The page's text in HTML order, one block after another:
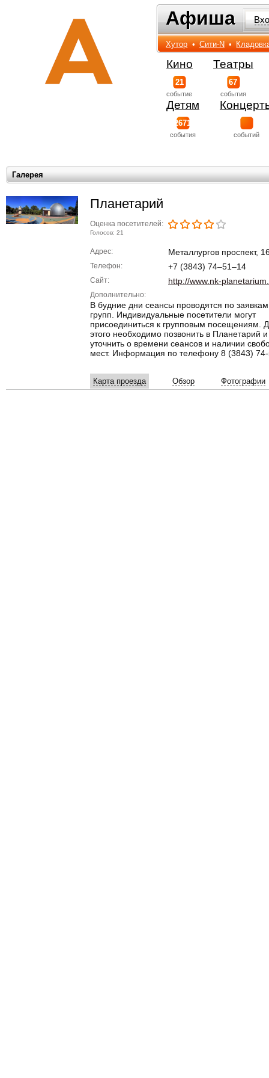
Афиша
Афиша
Хутор • Сити-N •
Кино
21
событиe
Театры
67
события
Детям
2671
события событий
Галерея
Планетарий
Оценка посетителей:
Голосов: 21
Адрес: Металлургов проспект,
Телефон: +7 (3843) 74‒51‒14
Сайт: http://www.nk-
Дополнительно:
В будние дни сеансы проводятся по заявкам
групп. Индивидуальные посетители могут
присоединиться к групповым посещениям.
этого необходимо позвонить в Планетарий и
уточнить о времени сеансов и наличии
мест. Информация по телефону 8 (3843)
Карта проезда Обзор Фотографии